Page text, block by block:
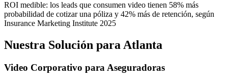
ROI medible: los leads que consumen video tienen 58% más
probabilidad de cotizar una póliza y 42% más de retención, según
Insurance Marketing Institute 2025
Nuestra Solución para Atlanta
Video Corporativo para Aseguradoras